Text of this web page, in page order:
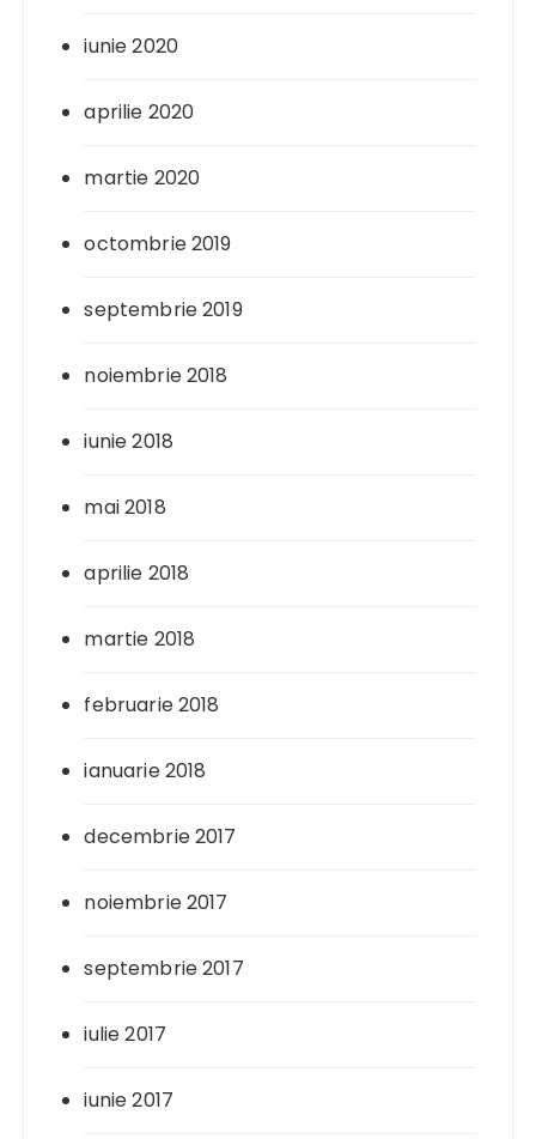
iunie 2020
aprilie 2020
martie 2020
octombrie 2019
septembrie 2019
noiembrie 2018
iunie 2018
mai 2018
aprilie 2018
martie 2018
februarie 2018
ianuarie 2018
decembrie 2017
noiembrie 2017
septembrie 2017
iulie 2017
iunie 2017